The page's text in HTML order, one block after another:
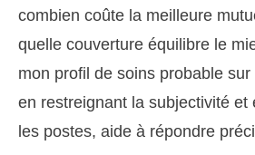
combien coûte la meilleure
quelle couverture équilibre le
mon profil de soins probable sur
en restreignant la subjectivité et
les postes, aide à répondre